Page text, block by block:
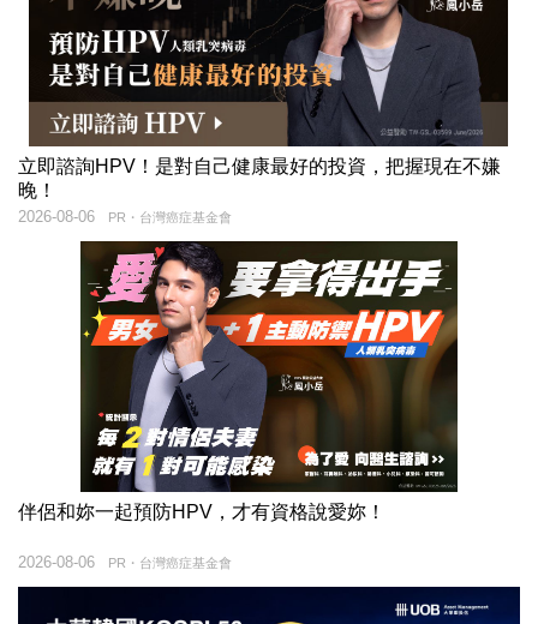
立即諮詢HPV！是對自己健康最好的投資，把握現在不嫌
晚！
PR・台灣癌症基金會
2026-08-06
伴侶和妳一起預防HPV，才有資格說愛妳！
PR・台灣癌症基金會
2026-08-06